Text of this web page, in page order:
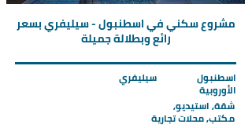
مشروع سكني في اسطنبول - سيليفري بسعر
رائع وبطلالة جميلة
سيليفري اسطنبول
الأوروبية
شقة, استيديو,
مكتب, محلات تجارية